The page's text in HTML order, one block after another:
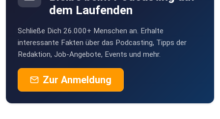
dem Laufenden
Schließe Dich 26.000+ Menschen an. Erhalte
interessante Fakten über das Podcasting, Tipps der
Redaktion, Job-Angebote, Events und mehr.
Zur Anmeldung